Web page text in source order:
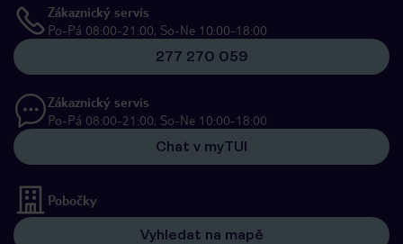
Zákaznický servis
Po-Pá 08:00-21:00, So-Ne 10:00-18:00
277 270 059
Zákaznický servis
Po-Pá 08:00-21:00, So-Ne 10:00-18:00
Chat v myTUI
Pobočky
Vyhledat na mapě